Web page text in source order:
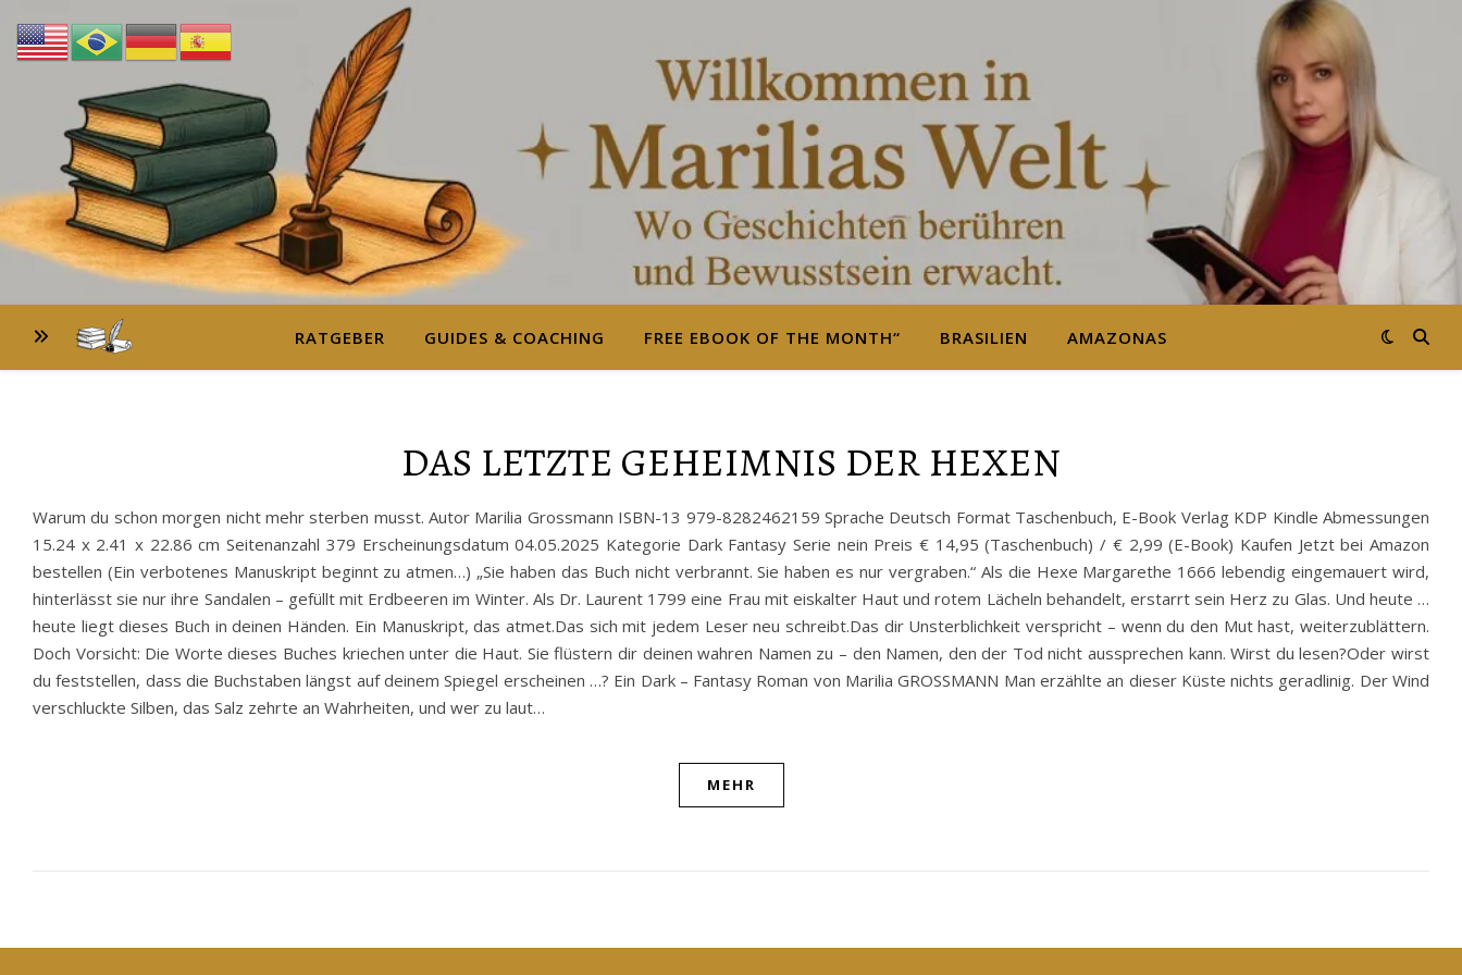
RATGEBER GUIDES & COACHING FREE EBOOK OF THE MONTH“ BRASILIEN AMAZONAS
DAS LETZTE GEHEIMNIS DER HEXEN
Warum du schon morgen nicht mehr sterben musst. Autor Marilia Grossmann ISBN-13 979-8282462159 Sprache Deutsch Format Taschenbuch, E-Book Verlag KDP Kindle Abmessungen
15.24 x 2.41 x 22.86 cm Seitenanzahl 379 Erscheinungsdatum 04.05.2025 Kategorie Dark Fantasy Serie nein Preis € 14,95 (Taschenbuch) / € 2,99 (E-Book) Kaufen Jetzt bei Amazon
bestellen (Ein verbotenes Manuskript beginnt zu atmen…) „Sie haben das Buch nicht verbrannt. Sie haben es nur vergraben.“ Als die Hexe Margarethe 1666 lebendig eingemauert wird,
hinterlässt sie nur ihre Sandalen – gefüllt mit Erdbeeren im Winter. Als Dr. Laurent 1799 eine Frau mit eiskalter Haut und rotem Lächeln behandelt, erstarrt sein Herz zu Glas. Und heute …
heute liegt dieses Buch in deinen Händen. Ein Manuskript, das atmet.Das sich mit jedem Leser neu schreibt.Das dir Unsterblichkeit verspricht – wenn du den Mut hast, weiterzublättern.
Doch Vorsicht: Die Worte dieses Buches kriechen unter die Haut. Sie flüstern dir deinen wahren Namen zu – den Namen, den der Tod nicht aussprechen kann. Wirst du lesen?Oder wirst
du feststellen, dass die Buchstaben längst auf deinem Spiegel erscheinen …? Ein Dark – Fantasy Roman von Marilia GROSSMANN Man erzählte an dieser Küste nichts geradlinig. Der Wind
verschluckte Silben, das Salz zehrte an Wahrheiten, und wer zu laut…
MEHR